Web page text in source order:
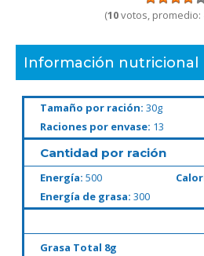
(10votos, promedio:
Información nutricional
Tamaño por ración: 30g
Raciones por envase: 13
Cantidad por ración
Energía: 500
Energía de grasa: 300
Grasa Total 8g